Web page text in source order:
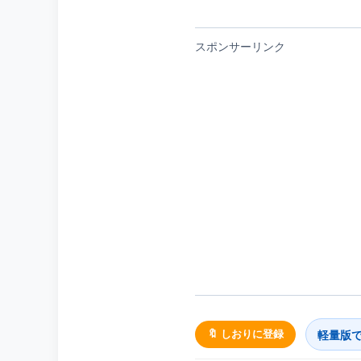
スポンサーリンク
🔖 しおりに登録 軽量版